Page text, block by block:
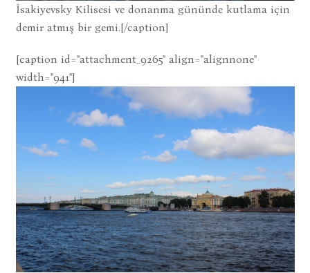
İsakiyevsky Kilisesi ve donanma gününde kutlama için
demir atmış bir gemi.[/caption]
[caption id="attachment_9265" align="alignnone"
width="941"]